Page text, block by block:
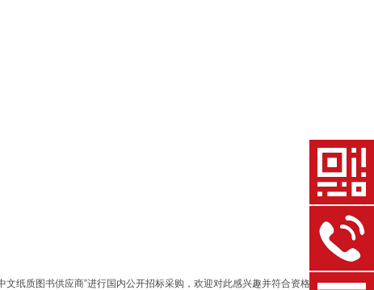
文纸质图书供应商”进行国内公开招标采购，欢迎对此感兴趣并符合资格条件的供应商